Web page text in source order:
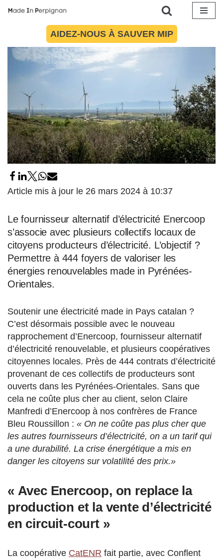
contenu
AIDEZ-NOUS À SAUVER MIP
26 mars 2024 par Environnement
Article mis à jour le 26 mars 2024 à 10:37
Le fournisseur alternatif d’électricité Enercoop
s’associe avec plusieurs collectifs locaux de
citoyens producteurs d’électricité. L’objectif ?
Permettre à 444 foyers de valoriser les
énergies renouvelables made in Pyrénées-
Orientales.
Soutenir une électricité made in Pays catalan ?
C’est désormais possible avec le nouveau
rapprochement d’Enercoop, fournisseur alternatif
d’électricité renouvelable, et plusieurs coopératives
citoyennes locales. Près de 444 contrats d’électricité
provenant de ces collectifs de producteurs sont
ouverts dans les Pyrénées-Orientales. Sans que
cela ne coûte plus cher au client, selon Claire
Manfredi d’Enercoop à nos confrères de France
Bleu Roussillon : « On ne coûte pas plus cher que
les autres fournisseurs d’électricité, on a un tarif qui
a une durabilité. La crise énergétique a mis en
danger les citoyens sur volatilité des prix.»
« Avec Enercoop, on replace la
production et la vente d’électricité
en circuit-court »
La coopérative CatENR fait partie, avec Conflent